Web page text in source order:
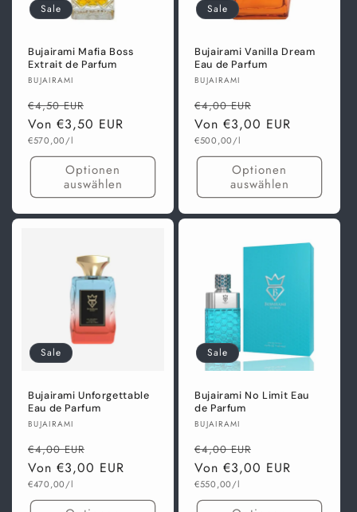
Sale
Bujairami Mafia Boss
Extrait de Parfum
Anbieter:
BUJAIRAMI
Normaler
Preis
€4,50 EUR
Von €3,50 EUR
Grundpreis
€570,00/l
Optionen
auswählen
Sale
Bujairami Vanilla Dream
Eau de Parfum
Anbieter:
BUJAIRAMI
Normaler
Preis
€4,00 EUR
Von €3,00 EUR
Grundpreis
€500,00/l
Optionen
auswählen
Sale
Bujairami Unforgettable
Eau de Parfum
Anbieter:
BUJAIRAMI
Normaler
Preis
€4,00 EUR
Von €3,00 EUR
Grundpreis
€470,00/l
Sale
Bujairami No Limit Eau
de Parfum
Anbieter:
BUJAIRAMI
Normaler
Preis
€4,00 EUR
Von €3,00 EUR
Grundpreis
€550,00/l